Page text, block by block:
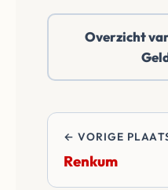
betalen
en
Overzicht
← VORIGE
Renkum